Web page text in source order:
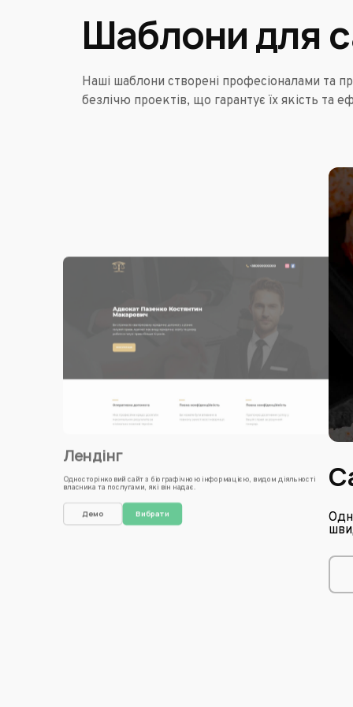
Шаблони для
Наші шаблони створені професіоналами та
безлічю проектів, що гарантує їх якість та
Лендінг
Односторінковий сайт з біографічною інформацією, видом діяльності
власника та послугами, які він надає.
Демо Вибрати